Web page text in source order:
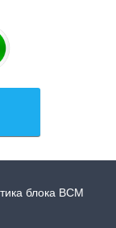
блока BCM